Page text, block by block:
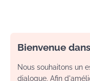
Bienvenue
Nous souhaitons un
dialogue. Afin